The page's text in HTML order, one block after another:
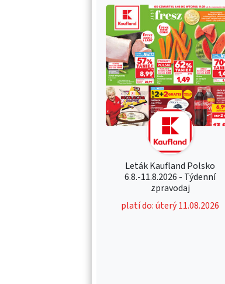
Leták Kaufland Polsko
6.8.-11.8.2026 - Týdenní
zpravodaj
platí do: úterý 11.08.2026